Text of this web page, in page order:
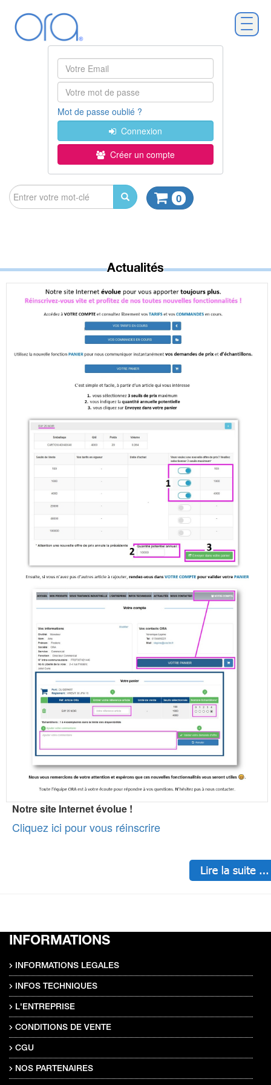
Mot de passe oublié ?
Connexion
Créer un compte
0
Actualités
Notre site Internet évolue !
Cliquez ici pour vous réinscrire
INFORMATIONS
INFORMATIONS LEGALES
INFOS TECHNIQUES
L'ENTREPRISE
CONDITIONS DE VENTE
CGU
NOS PARTENAIRES